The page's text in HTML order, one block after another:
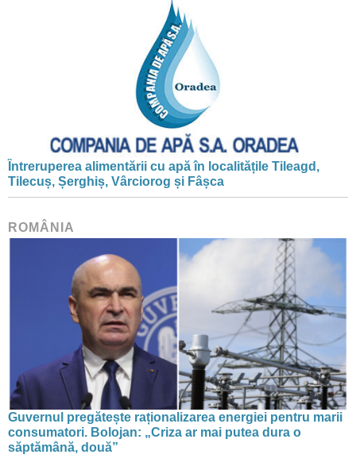
Întreruperea alimentării cu apă în localitățile Tileagd,
Tilecuș, Șerghiș, Vârciorog și Fâșca
ROMÂNIA
Guvernul pregătește raționalizarea energiei pentru marii
consumatori. Bolojan: „Criza ar mai putea dura o
săptămână, două”